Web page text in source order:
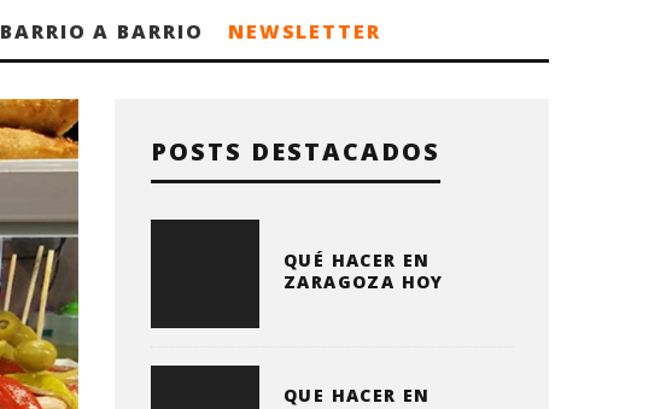
BARRIO A BARRIO NEWSLETTER
POSTS DESTACADOS
QUÉ HACER EN
ZARAGOZA HOY
QUE HACER EN